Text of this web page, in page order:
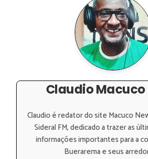
Claudio Macuco
Claudio é redator do site Macuco
Sideral FM, dedicado a trazer as
informações importantes para a
Buerarema e seus